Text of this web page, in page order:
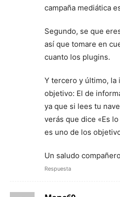
campaña mediática
Segundo, se que
así que tomare en
cuanto los plugins.
Y tercero y último, la
objetivo: El de
ya que si lees tu
verás que dice «Es
es uno de los
Un saludo
Respuesta